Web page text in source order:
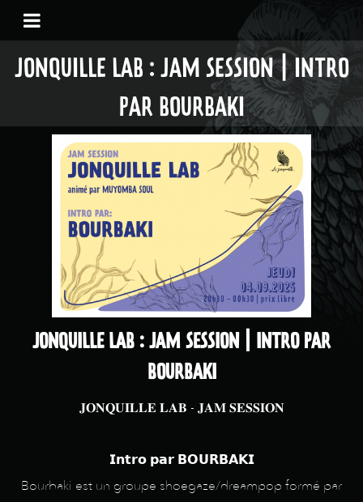
JONQUILLE LAB : JAM SESSION | INTRO
PAR BOURBAKI
JONQUILLE LAB : JAM SESSION | INTRO PAR
BOURBAKI
𝐉𝐎𝐍𝐐𝐔𝐈𝐋𝐋𝐄 𝐋𝐀𝐁 - 𝐉𝐀𝐌 𝐒𝐄𝐒𝐒𝐈𝐎𝐍
𝗜𝗻𝘁𝗿𝗼 𝗽𝗮𝗿 𝗕𝗢𝗨𝗥𝗕𝗔𝗞𝗜
Bourbaki est un groupe shoegaze/dreampop formé par